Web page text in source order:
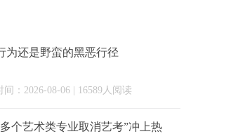
为还是野蛮的黑恶行径
间：2026-08-06 | 16589人阅读
个艺术类专业取消艺考”冲上热